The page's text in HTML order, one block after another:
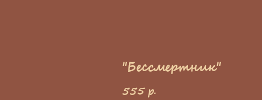
"Бессмертник"
555 р.